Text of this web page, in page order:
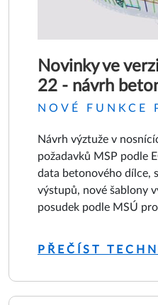
Novinky ve
22 - návrh
NOVÉ FUNKCE
Návrh výztuže v
požadavků MSP podle
data betonového dílce,
výstupů, nové šablony
posudek podle MSÚ
PŘEČÍST